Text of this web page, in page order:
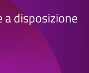
a disposizione